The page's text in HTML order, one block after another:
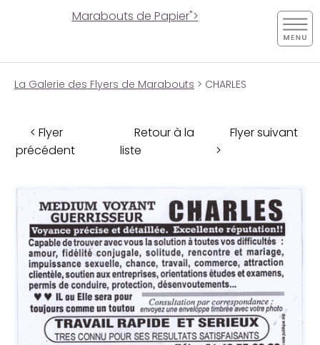
Marabouts de Papier">
La Galerie des Flyers de Marabouts > CHARLES
< Flyer
précédent
Retour à la
liste
Flyer suivant
>